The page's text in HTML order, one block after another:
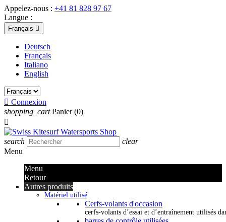
Appelez-nous : +41 81 828 97 67
Langue :
Français 
Deutsch
Français
Italiano
English
 Connexion
shopping_cart Panier (0)

search
clear
Menu
Menu
Retour
Autres produits
Matériel utilisé
Cerfs-volants d'occasion
cerfs-volants d’essai et d’entraînement utilisés